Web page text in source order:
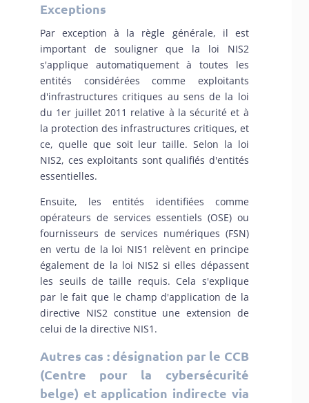
Exceptions
Par exception à la règle générale, il est
important de souligner que la loi NIS2
s'applique automatiquement à toutes les
entités considérées comme exploitants
d'infrastructures critiques au sens de la loi
du 1er juillet 2011 relative à la sécurité et à
la protection des infrastructures critiques, et
ce, quelle que soit leur taille. Selon la loi
NIS2, ces exploitants sont qualifiés d'entités
essentielles.
Ensuite, les entités identifiées comme
opérateurs de services essentiels (OSE) ou
fournisseurs de services numériques (FSN)
en vertu de la loi NIS1 relèvent en principe
également de la loi NIS2 si elles dépassent
les seuils de taille requis. Cela s'explique
par le fait que le champ d'application de la
directive NIS2 constitue une extension de
celui de la directive NIS1.
Autres cas : désignation par le CCB
(Centre pour la cybersécurité
belge) et application indirecte via